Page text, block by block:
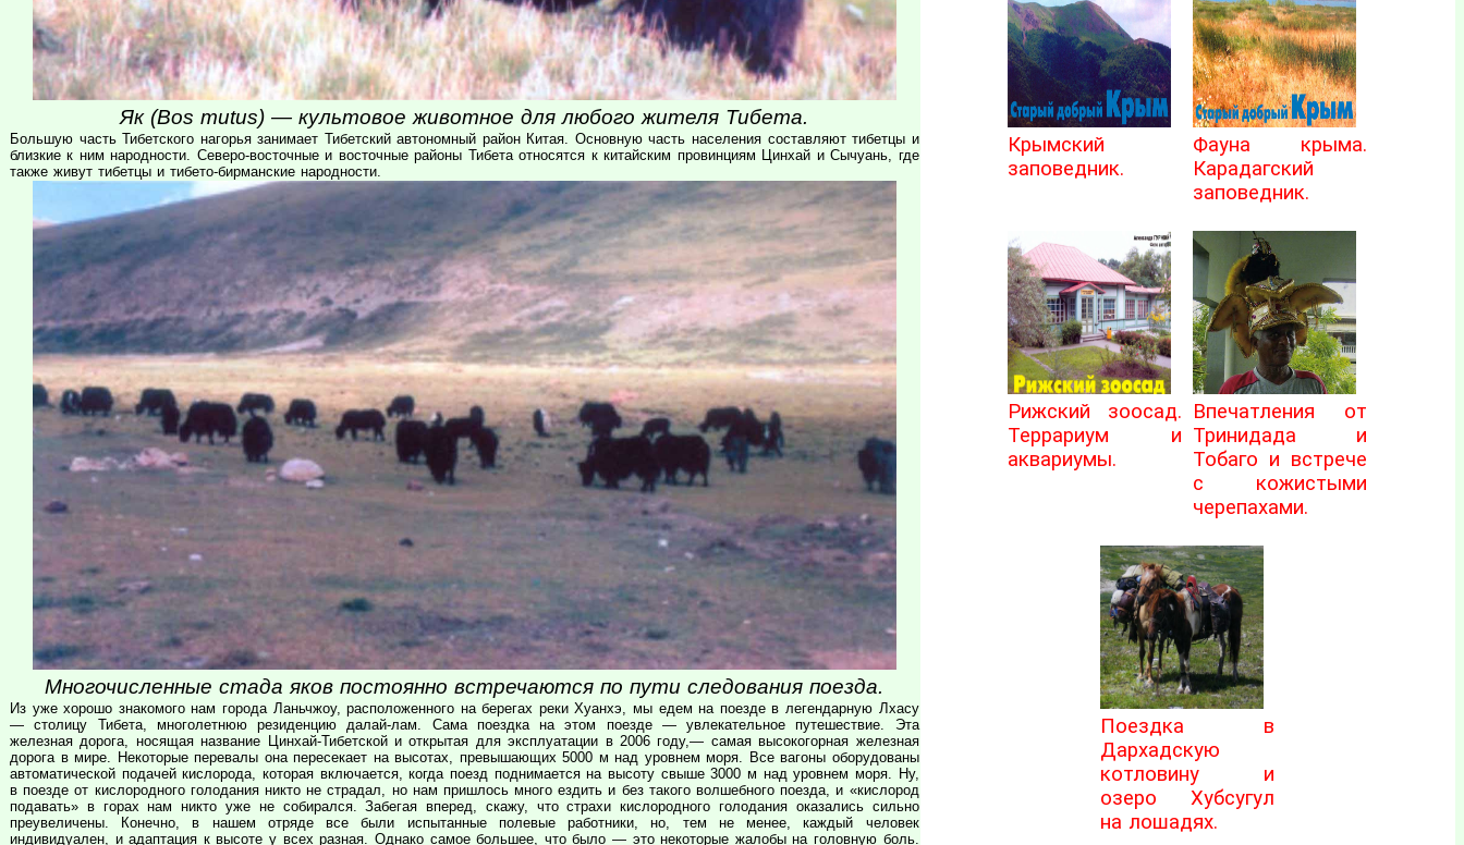
Як (Bos mutus) — культовое животное для любого жителя Тибета.
Большую часть Тибетского нагорья занимает Тибетский автономный район Китая. Основную часть населения составляют тибетцы и
близкие к ним народности. Северо-восточные и восточные районы Тибета относятся к китайским провинциям Цинхай и Сычуань, где
также живут тибетцы и тибето-бирманские народности.
Многочисленные стада яков постоянно встречаются по пути следования поезда.
Из уже хорошо знакомого нам города Ланьчжоу, расположенного на берегах реки Хуанхэ, мы едем на поезде в легендарную Лхасу
— столицу Тибета, многолетнюю резиденцию далай-лам. Сама поездка на этом поезде — увлекательное путешествие. Эта
железная дорога, носящая название Цинхай-Тибетской и открытая для эксплуатации в 2006 году,— самая высокогорная железная
дорога в мире. Некоторые перевалы она пересекает на высотах, превышающих 5000 м над уровнем моря. Все вагоны оборудованы
автоматической подачей кислорода, которая включается, когда поезд поднимается на высоту свыше 3000 м над уровнем моря. Ну,
в поезде от кислородного голодания никто не страдал, но нам пришлось много ездить и без такого волшебного поезда, и «кислород
подавать» в горах нам никто уже не собирался. Забегая вперед, скажу, что страхи кислородного голодания оказались сильно
преувеличены. Конечно, в нашем отряде все были испытанные полевые работники, но, тем не менее, каждый человек
индивидуален, и адаптация к высоте у всех разная. Однако самое большее, что было — это некоторые жалобы на головную боль.
Крымский
заповедник.
Фауна крыма.
Карадагский
заповедник.
Рижский зоосад.
Террариум и
аквариумы.
Впечатления от
Тринидада и
Тобаго и встрече
с кожистыми
черепахами.
Поездка в
Дархадскую
котловину и
озеро Хубсугул
на лошадях.